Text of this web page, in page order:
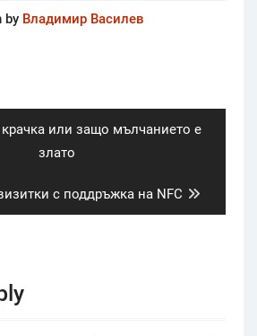
by Владимир Василев
или защо мълчанието е
злато
с поддръжка на NFC